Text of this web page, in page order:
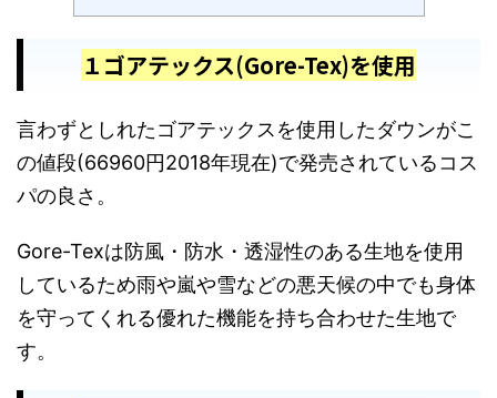
１ゴアテックス(Gore-Tex)を使用
言わずとしれたゴアテックスを使用したダウンがこ
の値段(66960円2018年現在)で発売されているコス
パの良さ。
Gore-Texは防風・防水・透湿性のある生地を使用
しているため雨や嵐や雪などの悪天候の中でも身体
を守ってくれる優れた機能を持ち合わせた生地で
す。